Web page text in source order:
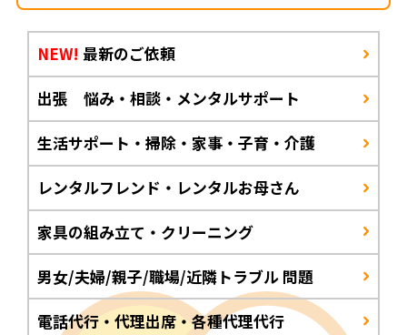
NEW! 最新のご依頼
出張 悩み・相談・メンタルサポート
生活サポート・掃除・家事・子育・介護
レンタルフレンド・レンタルお母さん
家具の組み立て・クリーニング
男女/夫婦/親子/職場/近隣トラブル 問題
電話代行・代理出席・各種代理代行